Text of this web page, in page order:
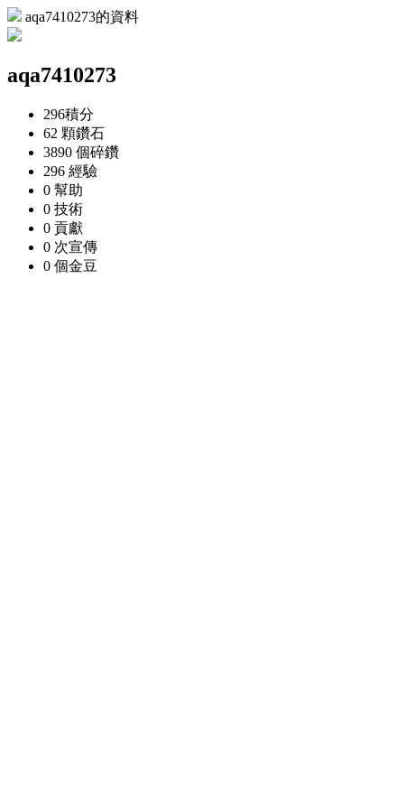
aqa7410273的資料
aqa7410273
296積分
62 顆鑽石
3890 個碎鑽
296 經驗
0 幫助
0 技術
0 貢獻
0 次宣傳
0 個金豆